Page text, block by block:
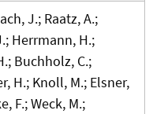
J.; Raatz, A.;
Herrmann, H.;
Buchholz, C.;
H.; Knoll, M.; Elsner,
F.; Weck, M.;